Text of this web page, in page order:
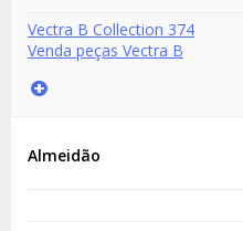
Vectra B Collection 374
Venda peças Vectra B
Almeidão